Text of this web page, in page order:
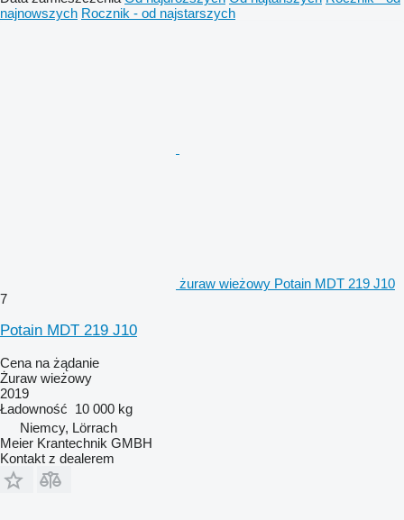
najnowszych Rocznik - od najstarszych
żuraw wieżowy Potain MDT 219 J10
7
Potain MDT 219 J10
Cena na żądanie
Żuraw wieżowy
2019
Ładowność 10 000 kg
Niemcy, Lörrach
Meier Krantechnik GMBH
Kontakt z dealerem